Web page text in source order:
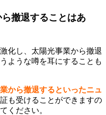
撤退することはあ
化し、太陽光事業から撤退
ような噂を耳にすることも
から撤退するといったニュ
も受けることができますの
ください。